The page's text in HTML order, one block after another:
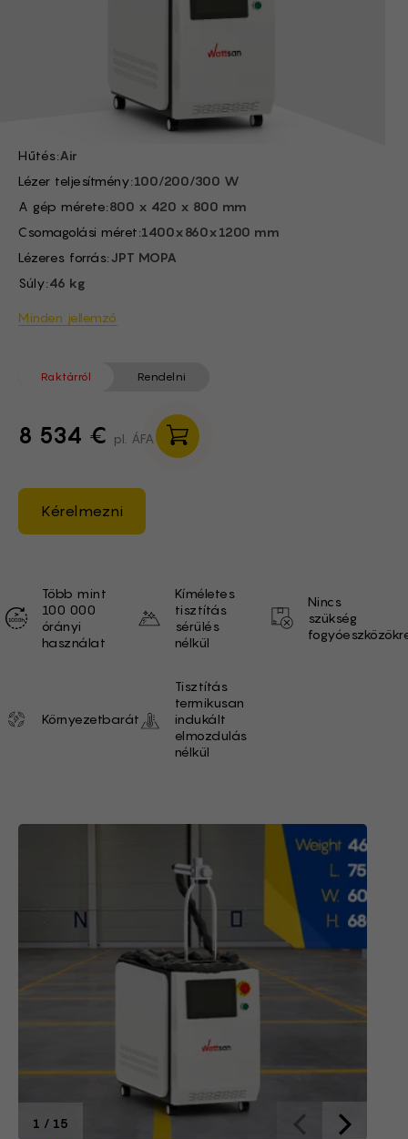
CS -
Hűtés:Air
Lézer teljesítmény:100/200/300 W
A gép mérete:800 x 420 x 800 mm
Csomagolási méret:1400x860x1200 mm
Lézeres forrás:JPT MOPA
Súly:46 kg
Minden jellemző
Raktárról Rendelni
8 534 € pl. ÁFA
Kérelmezni
Unique selling proposition
Több mint
100 000
órányi
használat
Kíméletes
tisztítás
sérülés
nélkül
Nincs
szükség
Környezetbarát
Tisztítás
termikusan
indukált
elmozdulás
nélkül
Brief of Lézeres tisztítógép
1 / 15
Lézer teljesítmény: 100/200/300 W